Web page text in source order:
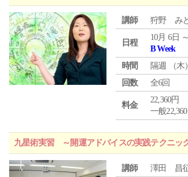
講師 狩野 み
日程
10月 6日
B Week
時間
隔週 （木
回数
全6回
料金
22,360円
一般
九星術実習 ～開運アドバイスの実践テクニッ
講師
澤田 昌